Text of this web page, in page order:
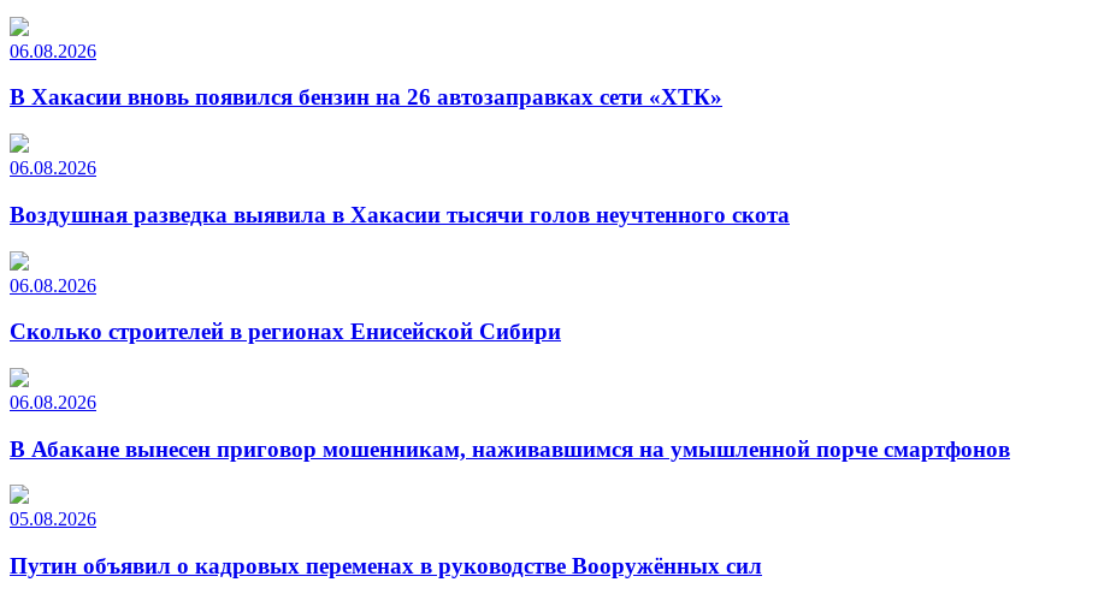
06.08.2026
В Хакасии вновь появился бензин на 26 автозаправках сети «ХТК»
06.08.2026
Воздушная разведка выявила в Хакасии тысячи голов неучтенного скота
06.08.2026
Сколько строителей в регионах Енисейской Сибири
06.08.2026
В Абакане вынесен приговор мошенникам, наживавшимся на умышленной порче смартфонов
05.08.2026
Путин объявил о кадровых переменах в руководстве Вооружённых сил